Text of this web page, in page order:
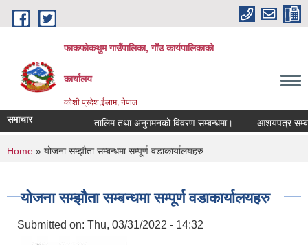
Skip to main content
फाकफोकथुम गाउँपालिका, गाँउ कार्यपालिकाको
कार्यालय
कोशी प्रदेश,ईलाम, नेपाल
समाचार तालिम तथा अनुगमनको विवरण सम्बन्धमा। आशयपत्र
You are here
Home » योजना सम्झौता सम्बन्धमा सम्पूर्ण वडाकार्यालयहरु
योजना सम्झौता सम्बन्धमा सम्पूर्ण वडाकार्यालयहरु
Submitted on: Thu, 03/31/2022 - 14:32